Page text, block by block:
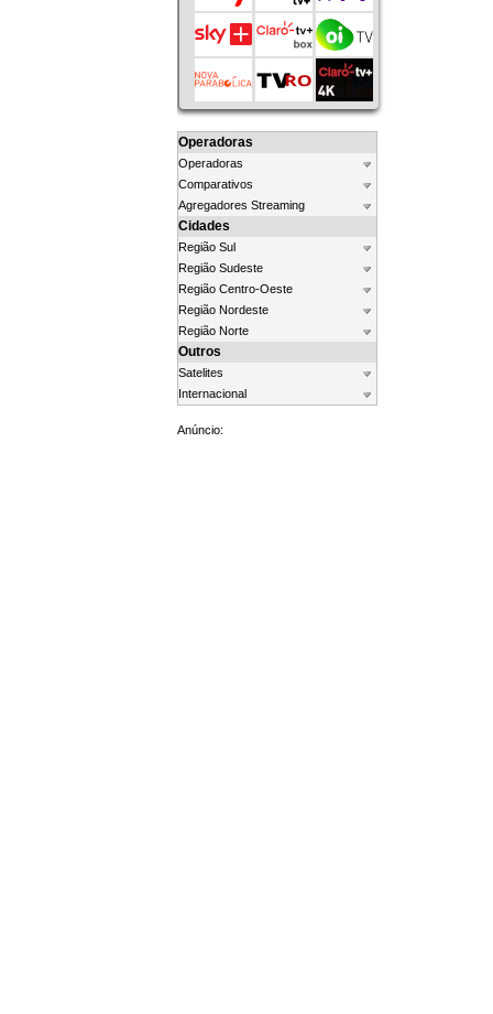
Operadoras
Operadoras
Comparativos
Agregadores Streaming
Cidades
Região Sul
Região Sudeste
Região Centro-Oeste
Região Nordeste
Região Norte
Outros
Satelites
Internacional
Anúncio: